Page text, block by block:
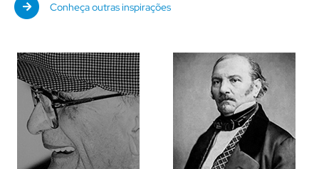
Conheça outras inspirações